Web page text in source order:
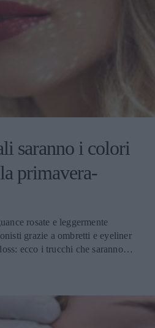
saranno i colori
primavera-
rosate e leggermente
grazie a ombretti e eyeliner
ecco i trucchi che saranno